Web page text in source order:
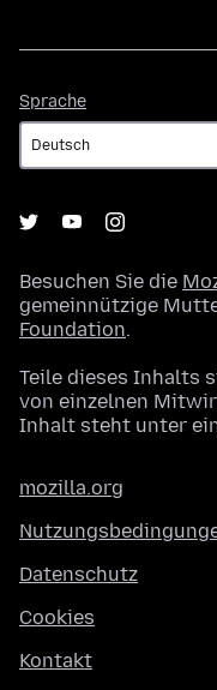
Sprache
Besuchen Sie die
gemeinnützige
Foundation.
Teile dieses Inhalts
von einzelnen
Inhalt steht unter
mozilla.org
Datenschutz
Cookies
Kontakt